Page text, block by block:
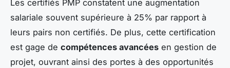
Les certifiés PMP constatent une augmentation
salariale souvent supérieure à 25% par rapport à
leurs pairs non certifiés. De plus, cette certification
est gage de compétences avancées en gestion de
projet, ouvrant ainsi des portes à des opportunités